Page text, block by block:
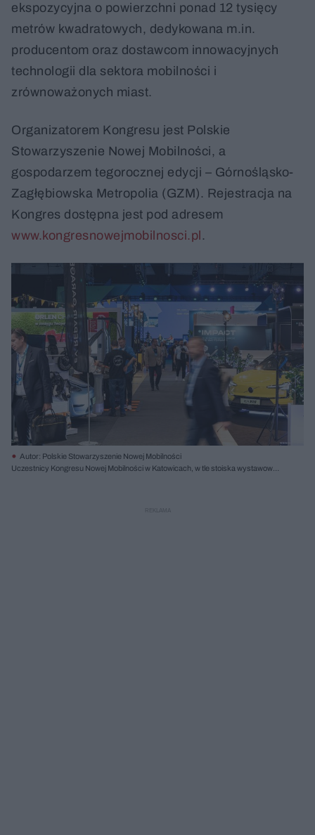
ekspozycyjna o powierzchni ponad 12 tysięcy
metrów kwadratowych, dedykowana m.in.
producentom oraz dostawcom innowacyjnych
technologii dla sektora mobilności i
zrównoważonych miast.
Organizatorem Kongresu jest Polskie
Stowarzyszenie Nowej Mobilności, a
gospodarzem tegorocznej edycji – Górnośląsko-
Zagłębiowska Metropolia (GZM). Rejestracja na
Kongres dostępna jest pod adresem
www.kongresnowejmobilnosci.pl .
Autor: Polskie Stowarzyszenie Nowej Mobilności
Uczestnicy Kongresu Nowej Mobilności w Katowicach, w tle stoiska wystawowe